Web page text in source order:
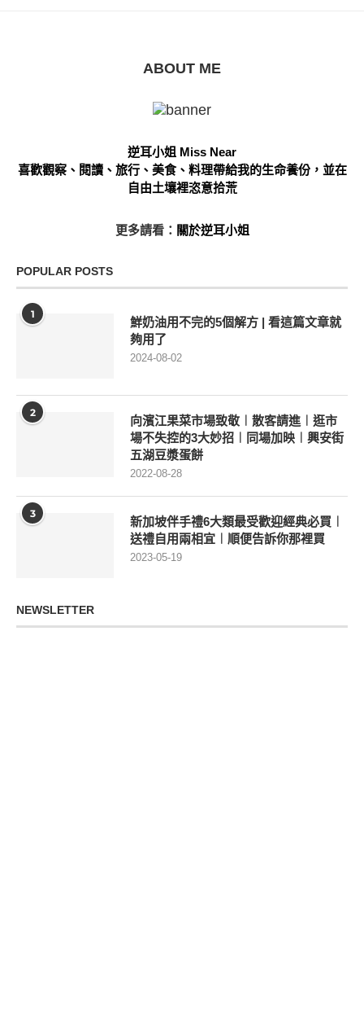
ABOUT ME
逆耳小姐 Miss Near
喜歡觀察、閱讀、旅行、美食、料理帶給我的生命養份，並在
自由土壤裡恣意拾荒
更多請看： 關於逆耳小姐
POPULAR POSTS
1
鮮奶油用不完的5個解方 | 看這篇文章就
夠用了
2024-08-02
2
向濱江果菜市場致敬︱散客請進︱逛市
場不失控的3大妙招︱同場加映︱興安街
五湖豆漿蛋餅
2022-08-28
3
新加坡伴手禮6大類最受歡迎經典必買︱
送禮自用兩相宜︱順便告訴你那裡買
2023-05-19
NEWSLETTER